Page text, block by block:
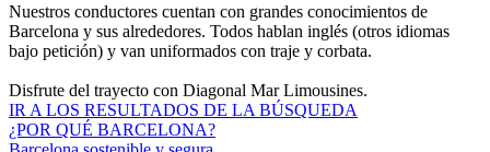
Nuestros conductores cuentan con grandes conocimientos de
Barcelona y sus alrededores. Todos hablan inglés (otros idiomas
bajo petición) y van uniformados con traje y corbata.
Disfrute del trayecto con Diagonal Mar Limousines.
IR A LOS RESULTADOS DE LA BÚSQUEDA
¿POR QUÉ BARCELONA?